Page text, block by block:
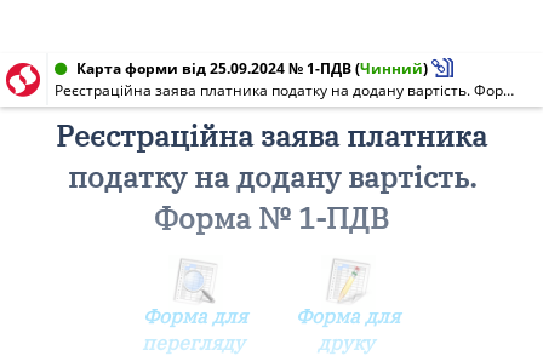
Карта форми від 25.09.2024 № 1-ПДВ(Чинний)
Реєстраційна заява платника податку на додану вартість. Форма N 1-ПДВ
Реєстраційна заява платника
податку на додану вартість.
Форма № 1-ПДВ
Форма для
перегляду
Форма для
друку